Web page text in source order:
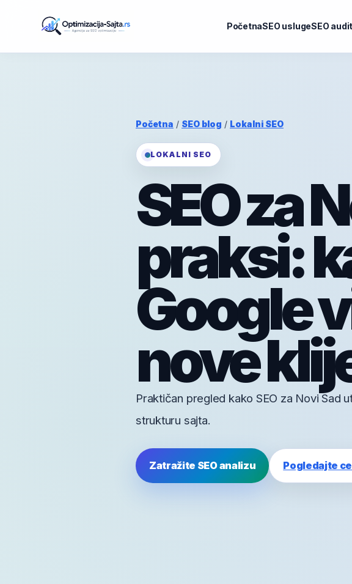
PočetnaSEO uslugeSEO audit
Početna / SEO blog / Lokalni SEO
LOKALNI SEO
SEO za
praksi:
Google
nove
Praktičan pregled kako SEO za Novi Sad
strukturu sajta.
Zatražite SEO analizu Pogledajte